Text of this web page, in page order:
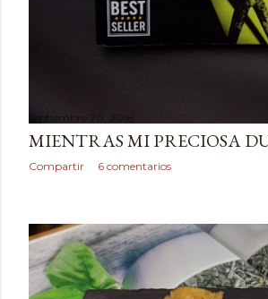
septiembre 20, 2018
MIENTRAS MI PRECIOSA
Compartir 6 comentarios